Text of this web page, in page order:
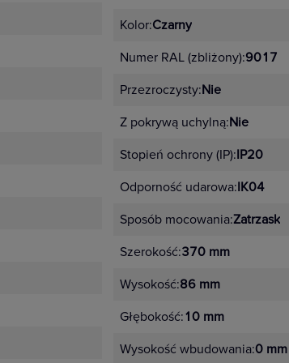
aluminium, stal szczotkowana, aluminium
Kolor:Czarny
Numer RAL (zbliżony):9017
Przezroczysty:Nie
Z pokrywą uchylną:Nie
Stopień ochrony (IP):IP20
Odporność udarowa:IK04
Sposób mocowania:Zatrzask
Szerokość:370 mm
Wysokość:86 mm
Głębokość:10 mm
Wysokość wbudowania:0 mm